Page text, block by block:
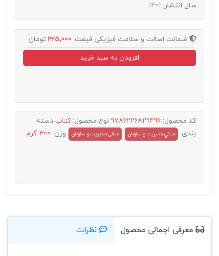
سال انتشار: 1401
ضمانت اصالت و سلامت فیزیکی قیمت: 225,000 تومان
افزودن به سبد خرید
کد محصول: 9786226829496 نوع محصول:کتاب دسته
بندی:
مباني مديريت و سازمان مبانی مدیریت و سازمان وزن: 300 گرم
معرفی اجمالی محصول نظرات